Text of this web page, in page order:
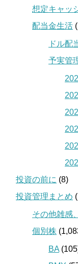
想定キャッ
配当金生活
ドル配
予実管
投資の前に (8)
投資管理まとめ
その他雑感
個別株
BA